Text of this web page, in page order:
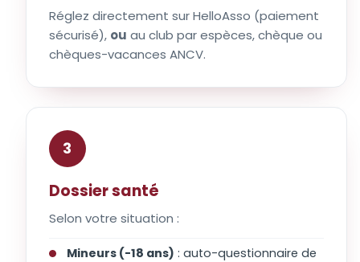
Réglez directement sur HelloAsso (paiement
sécurisé), ou au club par espèces, chèque ou
chèques-vacances ANCV.
3
Dossier santé
Selon votre situation :
Mineurs (-18 ans) : auto-questionnaire de